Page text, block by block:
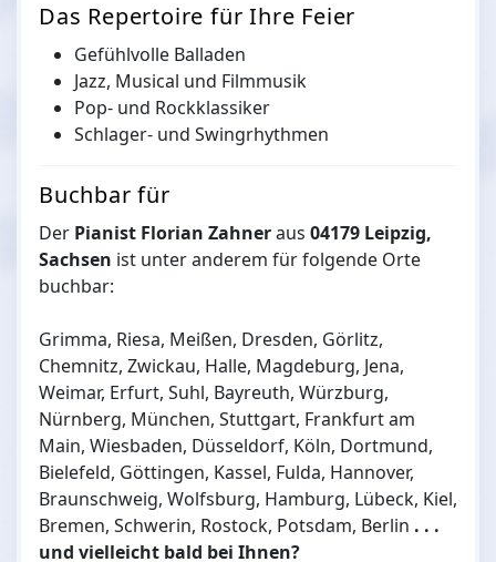
Das Repertoire für Ihre Feier
Gefühlvolle Balladen
Jazz, Musical und Filmmusik
Pop- und Rockklassiker
Schlager- und Swingrhythmen
Buchbar für
Der Pianist Florian Zahneraus 04179 Leipzig,
Sachsen ist unter anderem für folgende Orte
buchbar:
Grimma, Riesa, Meißen, Dresden, Görlitz,
Chemnitz, Zwickau, Halle, Magdeburg, Jena,
Weimar, Erfurt, Suhl, Bayreuth, Würzburg,
Nürnberg, München, Stuttgart, Frankfurt am
Main, Wiesbaden, Düsseldorf, Köln, Dortmund,
Bielefeld, Göttingen, Kassel, Fulda, Hannover,
Braunschweig, Wolfsburg, Hamburg, Lübeck, Kiel,
Bremen, Schwerin, Rostock, Potsdam, Berlin . . .
und vielleicht bald bei Ihnen?